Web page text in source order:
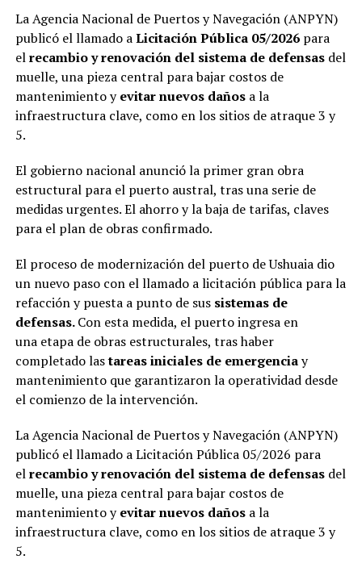
La Agencia Nacional de Puertos y Navegación (ANPYN)
publicó el llamado aLicitación Pública 05/2026 para
elrecambio y renovación del sistema de defensasdel
muelle, una pieza central para bajar costos de
mantenimiento yevitar nuevos dañosa la
infraestructura clave, como en los sitios de atraque 3 y
5.
El gobierno nacional anunció la primer gran obra
estructural para el puerto austral, tras una serie de
medidas urgentes. El ahorro y la baja de tarifas, claves
para el plan de obras confirmado.
El proceso de modernización del puerto de Ushuaia dio
un nuevo paso con el llamado a licitación pública para la
refacción y puesta a punto de sus sistemas de
defensas.Con esta medida, el puerto ingresa en
una etapa de obras estructurales, tras haber
completado lastareas iniciales de emergenciay
mantenimiento que garantizaron la operatividad desde
el comienzo de la intervención.
La Agencia Nacional de Puertos y Navegación (ANPYN)
publicó el llamado a Licitación Pública 05/2026 para
elrecambio y renovación del sistema de defensasdel
muelle, una pieza central para bajar costos de
mantenimiento yevitar nuevos dañosa la
infraestructura clave, como en los sitios de atraque 3 y
5.